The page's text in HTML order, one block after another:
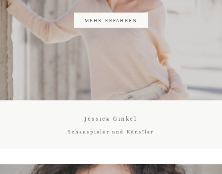
MEHR ERFAHREN
Jessica Ginkel
Schauspieler und Künstler